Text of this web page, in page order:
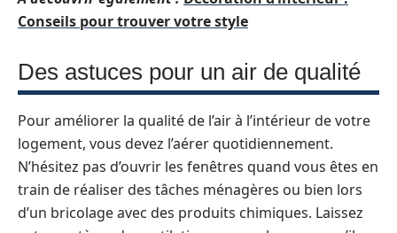
Conseils pour trouver votre style
Des astuces pour un air de qualité
Pour améliorer la qualité de l’air à l’intérieur de votre
logement, vous devez l’aérer quotidiennement.
N’hésitez pas d’ouvrir les fenêtres quand vous êtes en
train de réaliser des tâches ménagères ou bien lors
d’un bricolage avec des produits chimiques. Laissez